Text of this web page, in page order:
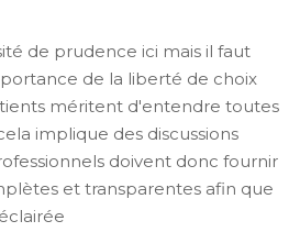
de prudence ici mais il faut
de la liberté de choix
méritent d'entendre toutes
implique des discussions
doivent donc fournir
et transparentes afin que